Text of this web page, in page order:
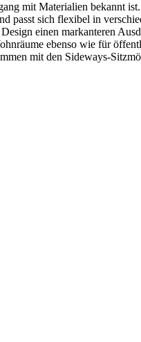
mit Materialien bekannt
passt sich flexibel in
einen markanteren
ebenso wie für
mit den Sideways-